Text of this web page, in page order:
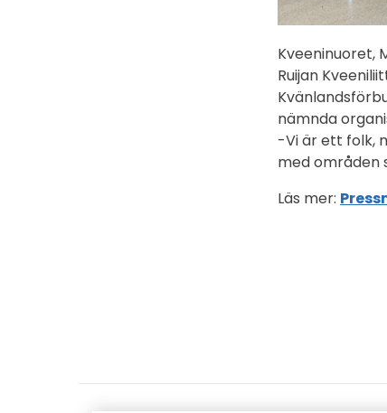
Kveeninuoret,
Ruijan
nämnda
-Vi är ett folk,
med områden
Läs mer: